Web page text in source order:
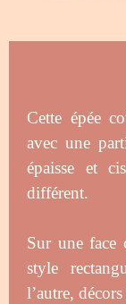
Cette épée
avec une
épaisse et
différent.
Sur une face
style
l’autre,